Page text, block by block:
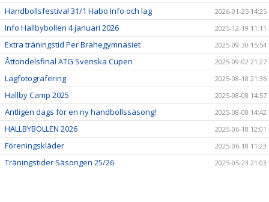
Handbollsfestival 31/1 Habo Info och lag 2026-01-25 14:25
Info Hallbybollen 4 januari 2026 2025-12-19 11:11
Extra träningstid Per Brahegymnasiet 2025-09-30 15:54
Åttondelsfinal ATG Svenska Cupen 2025-09-02 21:27
Lagfotografering 2025-08-18 21:36
Hallby Camp 2025 2025-08-08 14:57
Äntligen dags för en ny handbollssäsong! 2025-08-08 14:42
HALLBYBOLLEN 2026 2025-06-18 12:01
Föreningskläder 2025-06-18 11:23
Träningstider Säsongen 25/26 2025-05-23 21:03